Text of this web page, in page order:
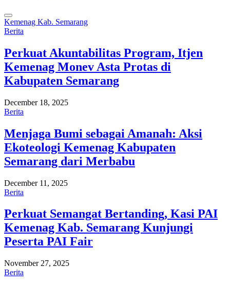
Kemenag Kab. Semarang
Berita
Perkuat Akuntabilitas Program, Itjen
Kemenag Monev Asta Protas di
Kabupaten Semarang
December 18, 2025
Berita
Menjaga Bumi sebagai Amanah: Aksi
Ekoteologi Kemenag Kabupaten
Semarang dari Merbabu
December 11, 2025
Berita
Perkuat Semangat Bertanding, Kasi PAI
Kemenag Kab. Semarang Kunjungi
Peserta PAI Fair
November 27, 2025
Berita